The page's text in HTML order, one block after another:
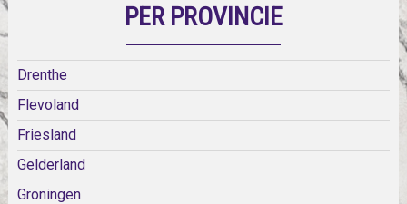
PER PROVINCIE
Drenthe
Flevoland
Friesland
Gelderland
Groningen